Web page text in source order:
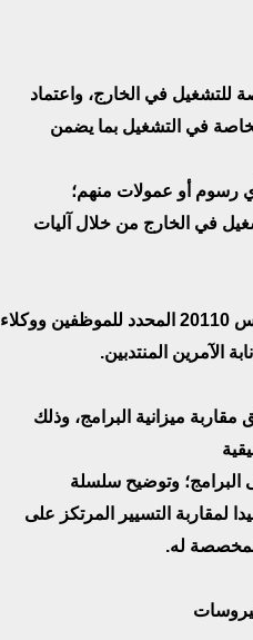
في الخارج، واعتماد
في التشغيل بما يضمن
رسوم أو عمولات منهم؛
في الخارج من خلال آليات
– مشروع مرسوم يعدل بعض ترتيبات المرسوم رقم 2010-066 الصادر بتاريخ 18 مارس 20110 المحدد للموظفين ووكلاء
الآمرين المنتدبين.
التي أُعدّت لأول مرة وفق مقاربة ميزانية البرامج، وذلك
البرامج؛ وتوضيح سلسلة
لمقاربة التسيير المرتكز على
له.